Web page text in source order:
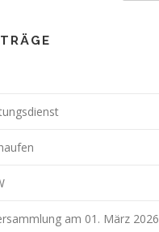
am 01. März 2026